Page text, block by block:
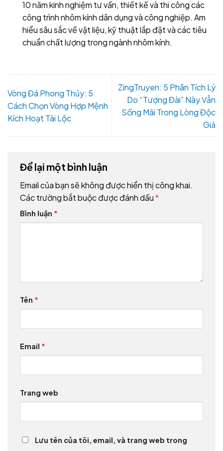
10 năm kinh nghiệm tư vấn, thiết kế và thi công các
công trình nhôm kính dân dụng và công nghiệp. Am
hiểu sâu sắc về vật liệu, kỹ thuật lắp đặt và các tiêu
chuẩn chất lượng trong ngành nhôm kính.
Vòng Đá Phong Thủy: 5
Cách Chọn Vòng Hợp Mệnh
Kích Hoạt Tài Lộc
ZingTruyen: 5 Phân Tích Lý
Do “Tượng Đài” Này Vẫn
Sống Mãi Trong Lòng Độc
Giả
Để lại một bình luận
Email của bạn sẽ không được hiển thị công khai.
Các trường bắt buộc được đánh dấu*
Bình luận *
Tên *
Email *
Trang web
Lưu tên của tôi, email, và trang web trong